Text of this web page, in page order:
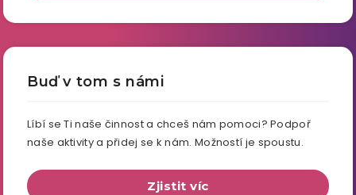
Buď v tom s námi
Líbí se Ti naše činnost a chceš nám pomoci? Podpoř
naše aktivity a přidej se k nám. Možností je spoustu.
Zjistit víc